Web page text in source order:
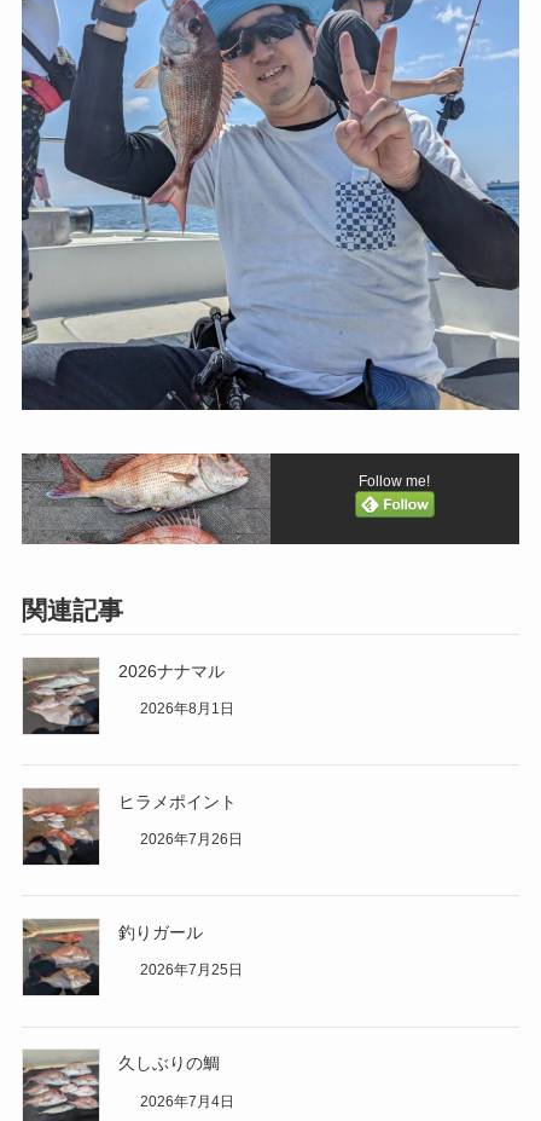
Follow me!
関連記事
2026ナナマル
2026年8月1日
ヒラメポイント
2026年7月26日
釣りガール
2026年7月25日
久しぶりの鯛
2026年7月4日